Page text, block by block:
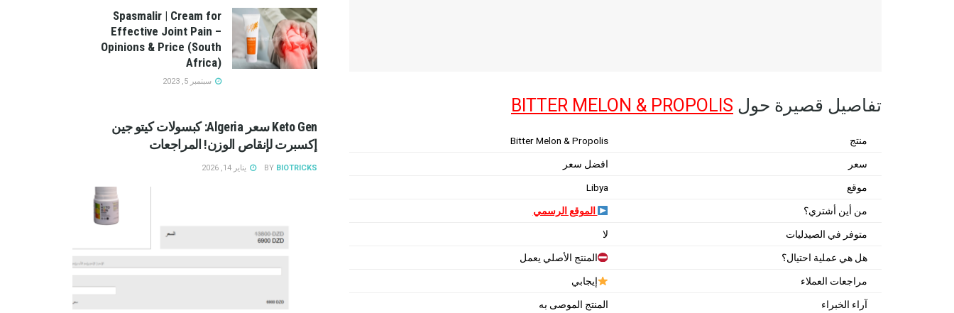
تفاصيل قصيرة حول BITTER MELON & PROPOLIS
منتج Bitter Melon & Propolis
سعر افضل سعر
موقع Libya
من أين أشتري؟ الموقع الرسمي
متوفر في الصيدليات لا
هل هي عملية احتيال؟ المنتج الأصلي يعمل
مراجعات العملاء إيجابي
آراء الخبراء المنتج الموصى به
Spasmalir | Cream for
Effective Joint Pain –
Opinions & Price (South
Africa)
سبتمبر 5, 2023
Keto Gen سعر Algeria: كبسولات كيتو جين
إكسبرت لإنقاص الوزن! المراجعات
BY BIOTRICKS يناير 14, 2026